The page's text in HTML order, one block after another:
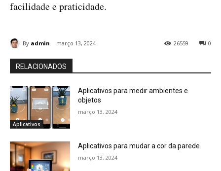
facilidade e praticidade.
0
26559
By admin março 13, 2024
RELACIONADOS
Aplicativos
Aplicativos para medir ambientes e
objetos
março 13, 2024
Aplicativos para mudar a cor da parede
março 13, 2024